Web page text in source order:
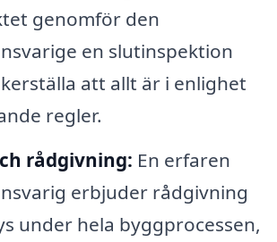
genomför den
en slutinspektion
att allt är i enlighet
regler.
rådgivning: En erfaren
erbjuder rådgivning
under hela byggprocessen,